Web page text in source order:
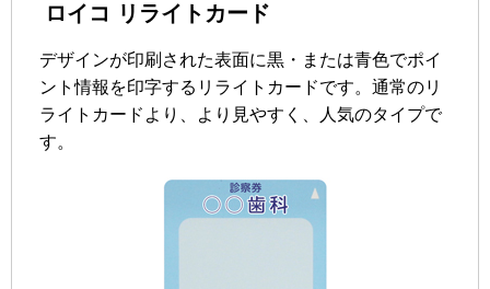
ロイコ リライトカード
デザインが印刷された表面に黒・または青色でポイ
ント情報を印字するリライトカードです。通常のリ
ライトカードより、より見やすく、人気のタイプで
す。